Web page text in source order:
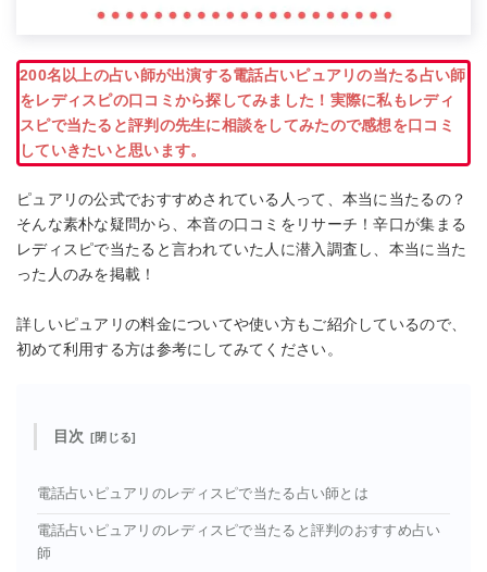
200名以上の占い師が出演する電話占いピュアリの当たる占い師
をレディスピの口コミから探してみました！実際に私もレディ
スピで当たると評判の先生に相談をしてみたので感想を口コミ
していきたいと思います。
ピュアリの公式でおすすめされている人って、本当に当たるの？
そんな素朴な疑問から、本音の口コミをリサーチ！辛口が集まる
レディスピで当たると言われていた人に潜入調査し、本当に当た
った人のみを掲載！
詳しいピュアリの料金についてや使い方もご紹介しているので、
初めて利用する方は参考にしてみてください。
目次
電話占いピュアリのレディスピで当たる占い師とは
電話占いピュアリのレディスピで当たると評判のおすすめ占い
師